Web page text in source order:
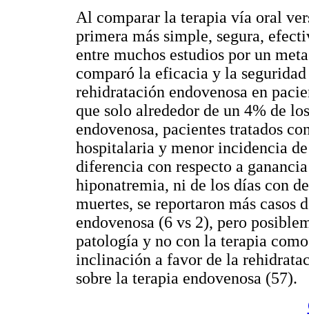
Al comparar la terapia vía oral
primera más simple, segura,
entre muchos estudios por un
comparó la eficacia y la
rehidratación endovenosa en
que solo alrededor de un 4% de
endovenosa, pacientes tratados
hospitalaria y menor incidencia
diferencia con respecto a
hiponatremia, ni de los días con
muertes, se reportaron más casos
endovenosa (6 vs 2), pero
patología y no con la terapia
inclinación a favor de la
sobre la terapia endovenosa (57).